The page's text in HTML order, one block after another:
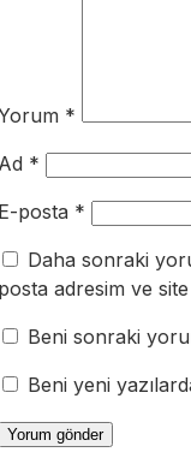
*
*
posta *
Daha sonraki
adresim ve
Beni sonraki
Beni yeni